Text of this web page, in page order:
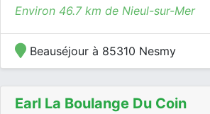
Environ 46.7 km de Nieul-sur-Mer
Beauséjour à 85310 Nesmy
Earl La Boulange Du Coin